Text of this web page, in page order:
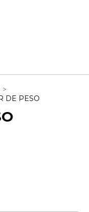
>
DE PESO